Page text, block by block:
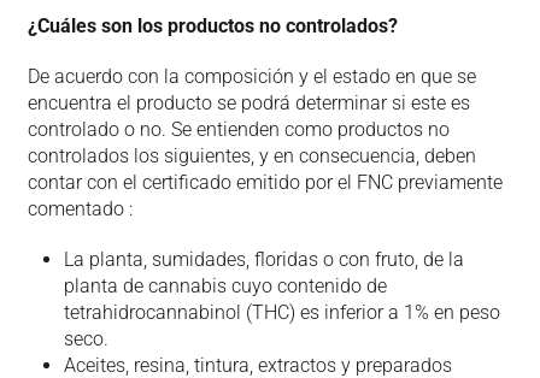
¿Cuáles son los productos no controlados?
De acuerdo con la composición y el estado en que se
encuentra el producto se podrá determinar si este es
controlado o no. Se entienden como productos no
controlados los siguientes, y en consecuencia, deben
contar con el certificado emitido por el FNC previamente
comentado :
La planta, sumidades, floridas o con fruto, de la
planta de cannabis cuyo contenido de
tetrahidrocannabinol (THC) es inferior a 1% en peso
seco.
Aceites, resina, tintura, extractos y preparados